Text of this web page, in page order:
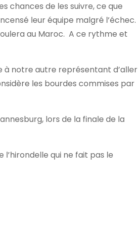
chances de les suivre, ce que
leur équipe malgré l’échec.
au Maroc. A ce rythme et
à notre autre représentant d’aller
les bourdes commises par
lors de la finale de la
l’hirondelle qui ne fait pas le